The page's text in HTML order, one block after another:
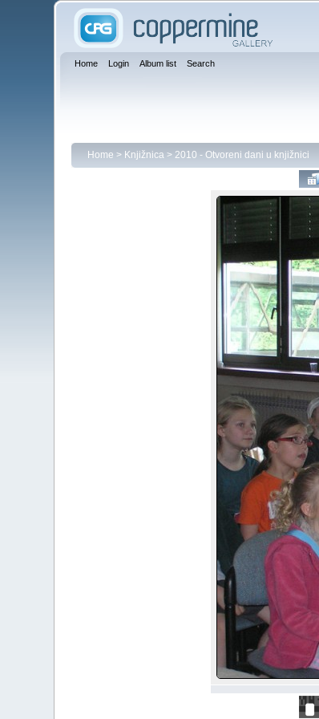
Home Login Album list Search
Home > Knjižnica> 2010 - Otvoreni dani u knjižnici